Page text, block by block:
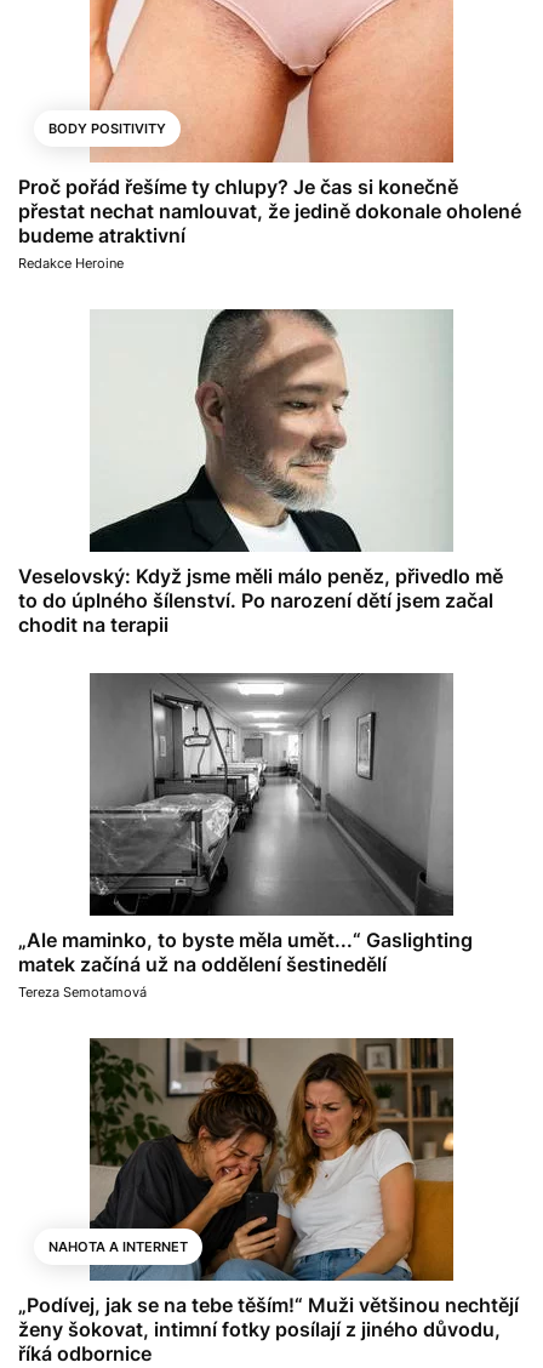
BODY POSITIVITY
Proč pořád řešíme ty chlupy? Je čas si konečně
přestat nechat namlouvat, že jedině dokonale oholené
budeme atraktivní
Redakce Heroine
Veselovský: Když jsme měli málo peněz, přivedlo mě
to do úplného šílenství. Po narození dětí jsem začal
chodit na terapii
„Ale maminko, to byste měla umět...“ Gaslighting
matek začíná už na oddělení šestinedělí
Tereza Semotamová
NAHOTA A INTERNET
„Podívej, jak se na tebe těším!“ Muži většinou nechtějí
ženy šokovat, intimní fotky posílají z jiného důvodu,
říká odbornice